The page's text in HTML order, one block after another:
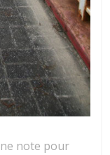
note pour